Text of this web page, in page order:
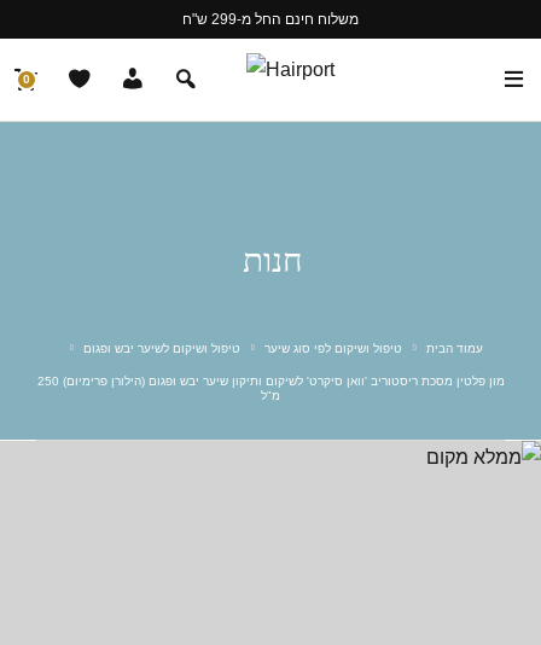
משלוח חינם החל מ-299 ש"ח
0
חנות
עמוד הבית טיפול ושיקום לפי סוג שיער טיפול ושיקום לשיער יבש ופגום
מון פלטין מסכת ריסטוריב 'וואן סיקרט' לשיקום ותיקון שיער יבש ופגום (הילורן פרימיום) 250
מ"ל